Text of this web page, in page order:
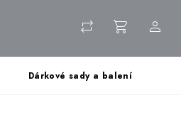
Dárkové sady a balení